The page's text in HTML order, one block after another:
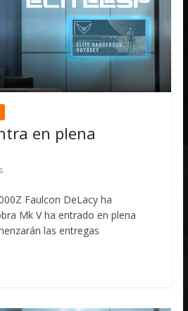
en plena
Faulcon DeLacy ha
Mk V ha entrado en plena
las entregas